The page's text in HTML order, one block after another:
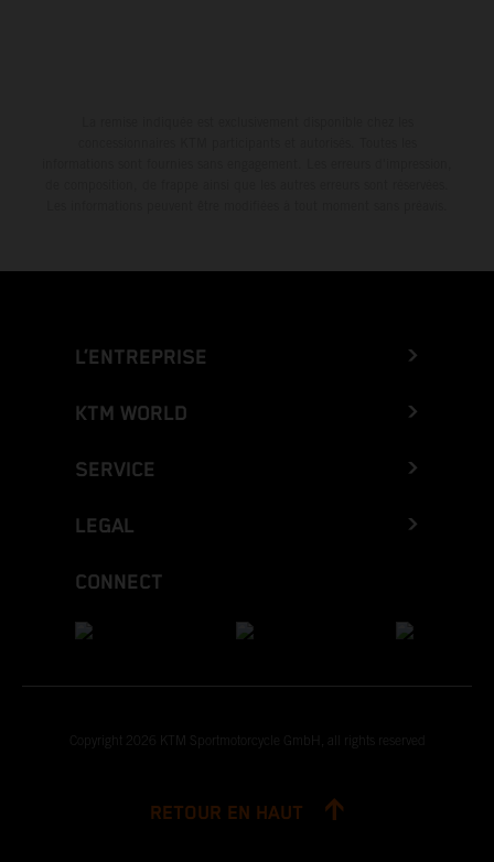
L’ENTREPRISE
KTM WORLD
SERVICE
LEGAL
CONNECT
Copyright 2026 KTM Sportmotorcycle GmbH, all rights reserved
RETOUR EN HAUT